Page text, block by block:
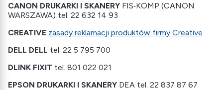
CANON DRUKARKI I SKANERY FIS‐KOMP (CANON
WARSZAWA) tel. 22 632 14 93
CREATIVE zasady reklamacji produktów firmy Creative
DELL DELL tel. 22 5 795 700
DLINK FIXIT tel. 801 022 021
EPSON DRUKARKI I SKANERY DEA tel. 22 837 87 67